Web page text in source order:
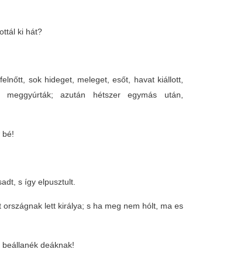
ki hát?
sok hideget, meleget, esőt, havat kiállott,
meggyúrták; azután hétszer egymás után,
bé!
s így elpusztult.
lett királya; s ha meg nem hólt, ma es
deáknak!